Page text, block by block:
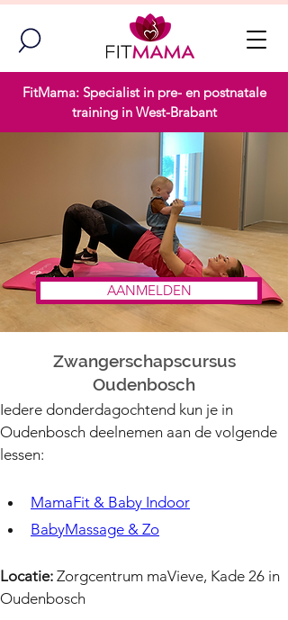
FitMama: Specialist in pre- en postnatale
training in West-Brabant
AANMELDEN
Zwangerschapscursus
Oudenbosch
Iedere donderdagochtend kun je in
Oudenbosch deelnemen aan de volgende
MamaFit & Baby Indoor
BabyMassage & Zo
Locatie: Zorgcentrum maVieve, Kade 26 in
Oudenbosch